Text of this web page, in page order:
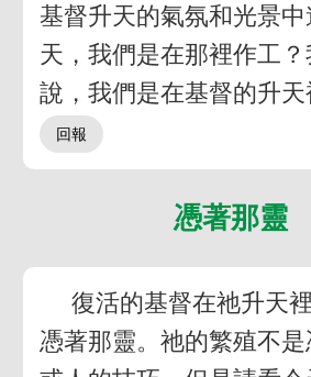
基督升天的氣氛和光景
天，我們是在那裡作工
說，我們是在基督的升天
憑著那靈
復活的基督在祂升天
憑著那靈。祂的繁殖不